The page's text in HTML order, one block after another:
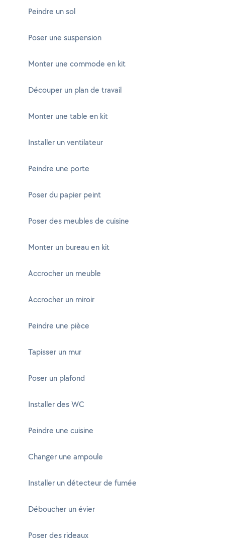
Peindre un sol
Poser une suspension
Monter une commode en kit
Découper un plan de travail
Monter une table en kit
Installer un ventilateur
Peindre une porte
Poser du papier peint
Poser des meubles de cuisine
Monter un bureau en kit
Accrocher un meuble
Accrocher un miroir
Peindre une pièce
Tapisser un mur
Poser un plafond
Installer des WC
Peindre une cuisine
Changer une ampoule
Installer un détecteur de fumée
Déboucher un évier
Poser des rideaux